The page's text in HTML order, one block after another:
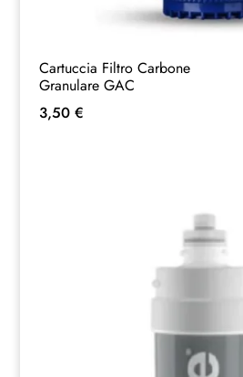
Cartuccia Filtro Carbone
Granulare GAC
3,50 €